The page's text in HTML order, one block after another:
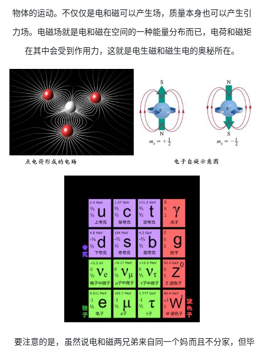
物体的运动。不仅仅是电和磁可以产生场，质量本身也可以产生引
力场。电磁场就是电和磁在空间的一种能量分布而已，电荷和磁矩
在其中会受到作用力，这就是电生磁和磁生电的奥秘所在。
要注意的是，虽然说电和磁两兄弟来自同一个妈而且不分家，但毕